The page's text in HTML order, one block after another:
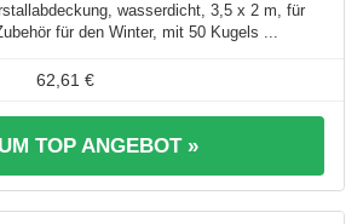
wasserdicht, 3,5 x 2 m, für
für den Winter, mit 50 Kugels ...
62,61 €
TOP ANGEBOT »